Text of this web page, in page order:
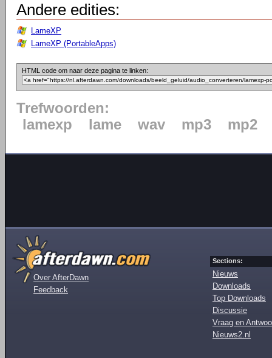
Andere edities:
LameXP
LameXP (PortableApps)
HTML code om naar deze pagina te linken:
Trefwoorden:
lamexp
lame wav mp3 mp2
Over AfterDawn
Feedback
Sections:
Nieuws
Downloads
Top Downloads
Discussie
Vraag en
Nieuws2.nl